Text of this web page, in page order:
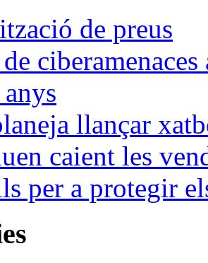
de preus
llançar
caient les
per a protegir